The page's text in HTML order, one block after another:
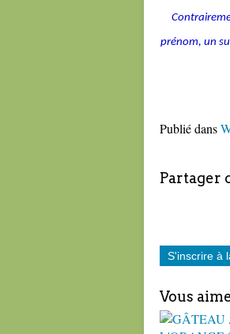
prénom, un
Publié dans
Partager
S'inscrire à
Vous